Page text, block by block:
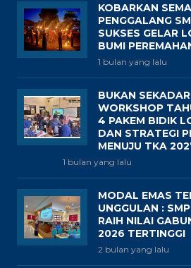
KOBARKAN
PENGGALANG
SUKSES GELAR
BUMI
1 bulan yang lalu
BUKAN
WORKSHOP
4 PAKEM BIDIK
DAN STRATEGI
MENUJU TKA
1 bulan yang lalu
MODAL EMAS
UNGGULAN :
RAIH NILAI
2026 TERTINGGI
2 bulan yang lalu